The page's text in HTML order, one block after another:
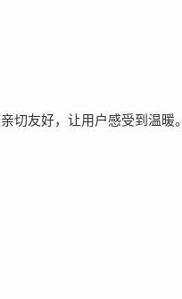
切友好，让用户感受到温暖。